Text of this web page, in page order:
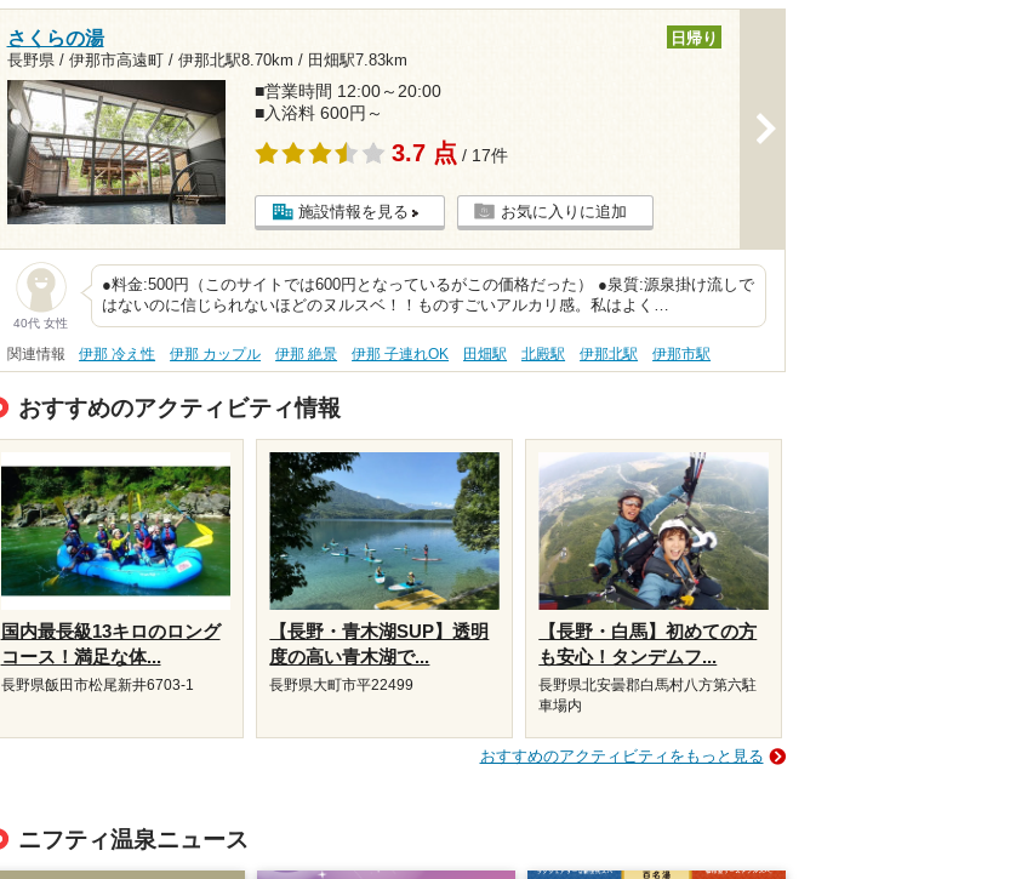
さくらの湯
長野県 / 伊那市高遠町 / 伊那北駅8.70km / 田畑駅7.83km
日帰り
■営業時間 12:00～20:00
■入浴料 600円～
3.7 点 / 17件
施設情報を見る お気に入りに追加
40代 女性
●料金:500円（このサイトでは600円となっているがこの価格だった） ●泉質:源泉掛け流しで
はないのに信じられないほどのヌルスベ！！ものすごいアルカリ感。私はよく…
関連情報 伊那 冷え性 伊那 カップル 伊那 絶景 伊那 子連れOK 田畑駅 北殿駅 伊那北駅 伊那市駅
おすすめのアクティビティ情報
国内最長級13キロのロング
コース！満足な体...
長野県飯田市松尾新井6703-1
【長野・青木湖SUP】透明
度の高い青木湖で...
長野県大町市平22499
【長野・白馬】初めての方
も安心！タンデムフ...
長野県北安曇郡白馬村八方第六駐
車場内
おすすめのアクティビティをもっと見る
ニフティ温泉ニュース